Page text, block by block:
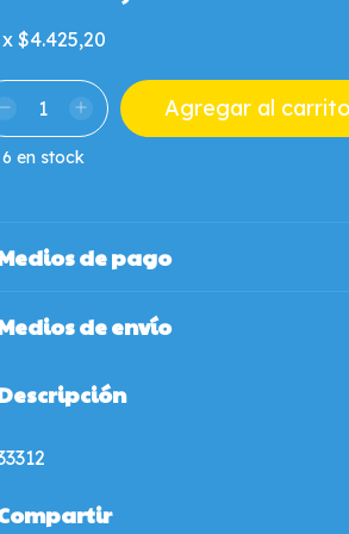
x $4.425,20
6 en stock
de pago
de envío